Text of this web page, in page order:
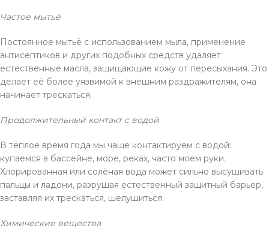
Частое мытьё
Постоянное мытьё с использованием мыла, применение
антисептиков и других подобных средств удаляет
естественные масла, защищающие кожу от пересыхания. Это
делает её более уязвимой к внешним раздражителям, она
начинает трескаться.
Продолжительный контакт с водой
В тёплое время года мы чаще контактируем с водой:
купаемся в бассейне, море, реках, часто моем руки.
Хлорированная или солёная вода может сильно высушивать
пальцы и ладони, разрушая естественный защитный барьер,
заставляя их трескаться, шелушиться.
Химические вещества